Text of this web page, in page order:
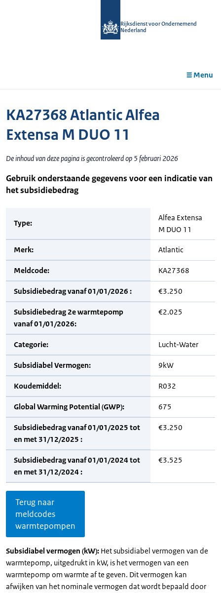
Rijksdienst voor Ondernemend
Nederland
Menu
KA27368 Atlantic Alfea
Extensa M DUO 11
De inhoud van deze pagina is gecontroleerd op 5 februari 2026
Gebruik onderstaande gegevens voor een indicatie van
het subsidiebedrag
Type:
Alfea Extensa
M DUO 11
Merk: Atlantic
Meldcode: KA27368
Subsidiebedrag vanaf 01/01/2026 : €3.250
Subsidiebedrag 2e warmtepomp
vanaf 01/01/2026:
€2.025
Categorie: Lucht-Water
Subsidiabel Vermogen: 9kW
Koudemiddel: R032
Global Warming Potential (GWP): 675
Subsidiebedrag vanaf 01/01/2025 tot
en met 31/12/2025 :
€3.250
Subsidiebedrag vanaf 01/01/2024 tot
en met 31/12/2024 :
€3.525
Terug naar
meldcodes
warmtepompen
Subsidiabel vermogen (kW): Het subsidiabel vermogen van de
warmtepomp, uitgedrukt in kW, is het vermogen van een
warmtepomp om warmte af te geven. Dit vermogen kan
afwijken van het nominale vermogen dat wordt bepaald door